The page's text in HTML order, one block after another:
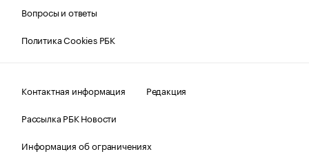
Вопросы и ответы
Политика Cookies РБК
Контактная информация
Редакция
Рассылка РБК Новости
Информация об ограничениях